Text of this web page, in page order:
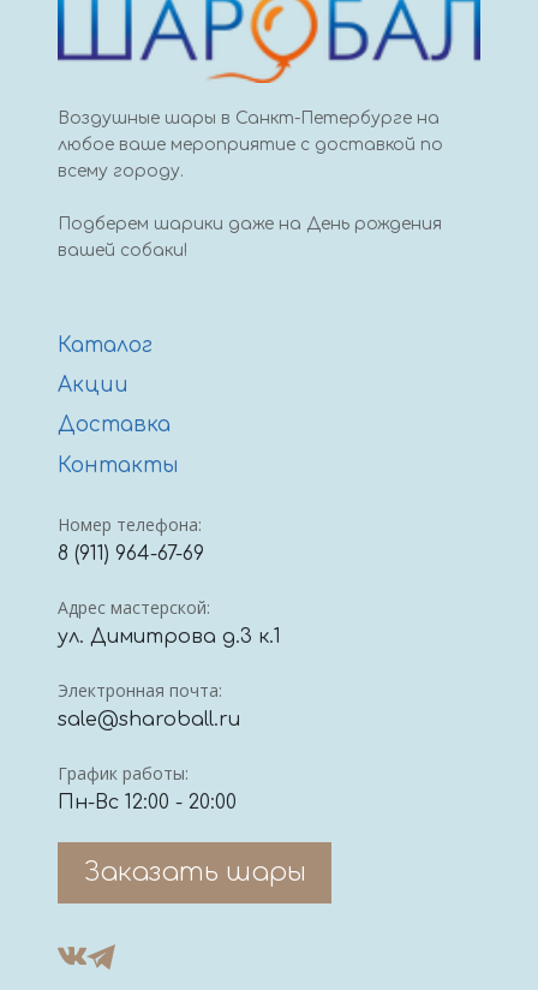
Воздушные шары в Санкт-Петербурге на
любое ваше мероприятие с доставкой по
всему городу.
Подберем шарики даже на День рождения
вашей собаки!
Каталог
Акции
Доставка
Контакты
Номер телефона:
8 (911) 964-67-69
Адрес мастерской:
ул. Димитрова д.3 к.1
Электронная почта:
sale@sharoball.ru
График работы:
Пн-Вс 12:00 - 20:00
Заказать шары